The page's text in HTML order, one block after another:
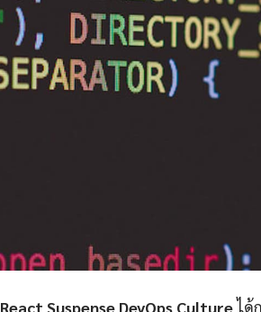
React Suspense DevOps Cultureได้